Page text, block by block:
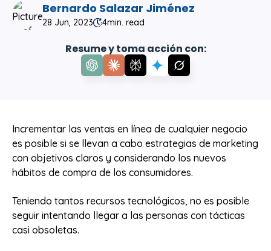
Bernardo Salazar Jiménez
28 Jun, 2023 4min. read
Resume y toma acción con:
Incrementar las ventas en línea de cualquier negocio
es posible si se llevan a cabo estrategias de marketing
con objetivos claros y considerando los nuevos
hábitos de compra de los consumidores.
Teniendo tantos recursos tecnológicos, no es posible
seguir intentando llegar a las personas con tácticas
casi obsoletas.